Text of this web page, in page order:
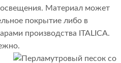
освещения. Материал может
покрытие либо в
производства ITALICA.